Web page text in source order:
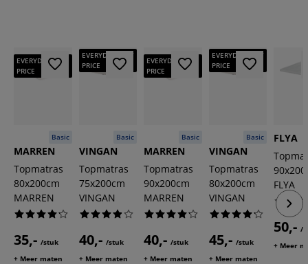
EVERYDAY LOW
PRICE
Basic
MARREN
Topmatras
80x200cm
MARREN
35,- /stuk
+ Meer maten
EVERYDAY LOW
PRICE
Basic
VINGAN
Topmatras
75x200cm
VINGAN
40,- /stuk
+ Meer maten
EVERYDAY LOW
PRICE
Basic
MARREN
Topmatras
90x200cm
MARREN
40,- /stuk
+ Meer maten
EVERYDAY LOW
PRICE
Basic
VINGAN
Topmatras
80x200cm
VINGAN
45,- /stuk
+ Meer maten
FLYA
FLYA
50,- /
+ Meer